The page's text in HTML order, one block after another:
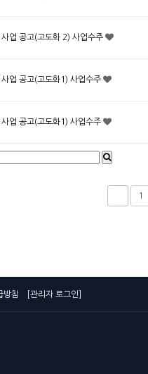
업 공고(고도화 2) 사업수주
업 공고(고도화1) 사업수주
업 공고(고도화1) 사업수주
1
방침 [관리자 로그인]